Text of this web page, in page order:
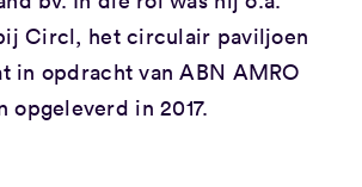
Circl, het circulair paviljoen
in opdracht van ABN AMRO
opgeleverd in 2017.